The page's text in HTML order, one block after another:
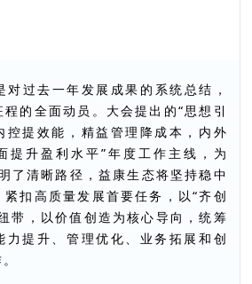
对过去一年发展成果的系统总结，
的全面动员。大会提出的“思想引
控提效能，精益管理降成本，内外
提升盈利水平”年度工作主线，为
了清晰路径，益康生态将坚持稳中
扣高质量发展首要任务，以“齐创
带，以价值创造为核心导向，统筹
力提升、管理优化、业务拓展和创